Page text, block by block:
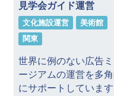
見学会ガイド運営
文化施設運営
美術館
関東
世界に例のない広告ミ
ージアムの運営を多角
にサポートしています